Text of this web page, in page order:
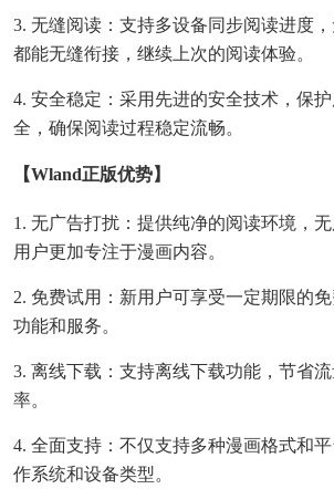
3. 无缝阅读：支持多设备同步阅读进度
都能无缝衔接，继续上次的阅读体验。
4. 安全稳定：采用先进的安全技术，保
全，确保阅读过程稳定流畅。
【wland正版优势】
1. 无广告打扰：提供纯净的阅读环境，
用户更加专注于漫画内容。
2. 免费试用：新用户可享受一定期限的
功能和服务。
3. 离线下载：支持离线下载功能，节省
率。
4. 全面支持：不仅支持多种漫画格式和
作系统和设备类型。